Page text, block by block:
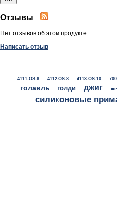
Отзывы
Нет отзывов об этом продукте
Написать отзыв
4111-OS-6 4112-OS-8 4113-OS-10
голавль голди джиг
силиконовые